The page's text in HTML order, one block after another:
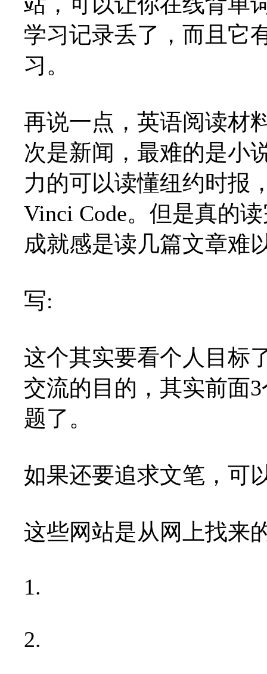
学习记录丢了，而且它
习。
再说一点，英语阅读材
次是新闻，最难的是小
力的可以读懂纽约时报
Vinci Code。但是真的
成就感是读几篇文章难
写:
这个其实要看个人目标
交流的目的，其实前面
题了。
如果还要追求文笔，可
这些网站是从网上找来
1.
2.